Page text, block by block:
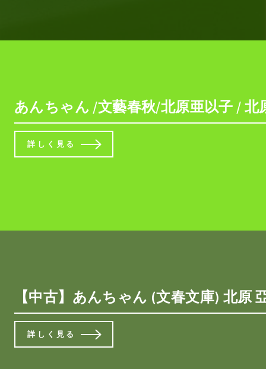
あんちゃん /文藝春秋/北原亜以子 /
詳しく見る
【中古】あんちゃん (文春文庫) 北原
詳しく見る